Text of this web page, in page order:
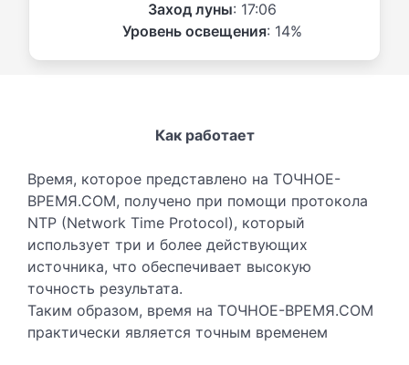
Заход луны: 17:06
Уровень освещения: 14%
Как работает
Время, которое представлено на ТОЧНОЕ-
ВРЕМЯ.COM, получено при помощи протокола
NTP (Network Time Protocol), который
использует три и более действующих
источника, что обеспечивает высокую
точность результата.
Таким образом, время на ТОЧНОЕ-ВРЕМЯ.COM
практически является точным временем